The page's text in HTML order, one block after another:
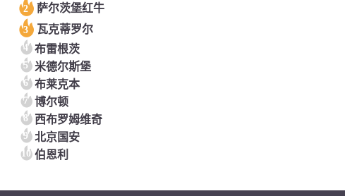
2 萨尔茨堡红牛
3 瓦克蒂罗尔
4 布雷根茨
5 米德尔斯堡
6 布莱克本
7 博尔顿
8 西布罗姆维奇
9 北京国安
10 伯恩利